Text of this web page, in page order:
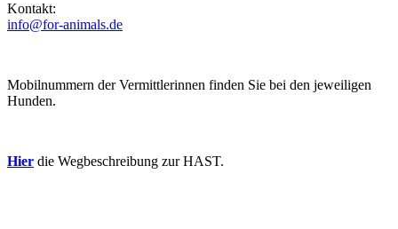
Kontakt:
info@for-animals.de
Mobilnummern der Vermittlerinnen finden Sie bei den jeweiligen
Hunden.
Hier die Wegbeschreibung zur HAST.